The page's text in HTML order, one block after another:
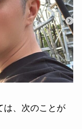
は、次のことが